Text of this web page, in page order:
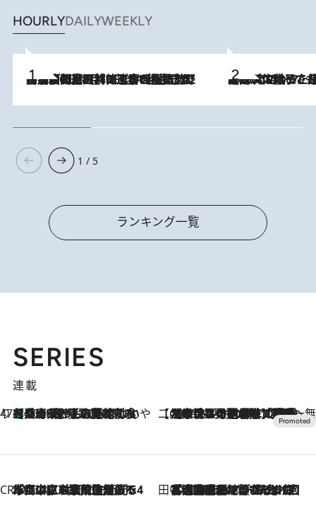
HOURLYDAILYWEEKLY
2026.8.8
「最後に見られてよかった」上野動物園の東園パンダ舎が解体前に特別公開。8月16日まで延長されたパネル展と共に辿る“半世紀”のパンダ飼育《解体工事の図面あり》 2026.8.5
【阿川佐和子さんの年とる力】なぜ70代で始めた趣味は“こんなに楽しい”のか？ ピアノ、俳句…スランプに陥っても続けられる“ある秘訣”とは
1 / 5
ランキング一覧
SERIES
連載
47都道府県の手みやげ ひんやりスイーツで夏を満喫
2026.8.8
【兵庫県】この夏絶対食べたい 冷やしておいしいおやつ3選 淡路島の恵みをジェラートに集約 【CREA×星野リゾート】唯一無二。癒しと発見が待つ場所へ
2026.8.7
【トンボの足水浴】ヒノキの香りに包まれて涼感マックス！約13℃の湧水かけ流しを避暑地「星野温泉 トンボの湯」で体験
CREA'S CHOICE
2026.8.7
「立川にも歌舞伎があるんだよ」 片岡仁左衛門・市川中車ら豪華座組みで4年目の立川立飛歌舞伎へ 田中稲の勝手に再ブーム
2026.8.7
「湘南乃風に憧れて」観客大盛上がりの“タオル回し”に、ラッパー顔負けの高速歌唱まで…さだまさし（74）のアグレッシブすぎる現在地